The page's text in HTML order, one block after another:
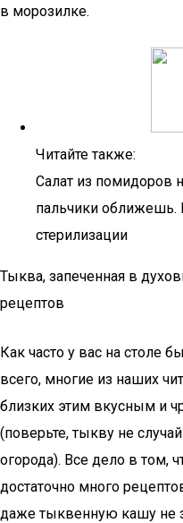
в морозилке.
Читайте также:
Салат из помидоров
пальчики оближешь.
стерилизации
Тыква, запеченная в
рецептов
Как часто у вас на столе
всего, многие из наших
близких этим вкусным и
(поверьте, тыкву не
огорода). Все дело в том,
достаточно много
даже тыквенную кашу не